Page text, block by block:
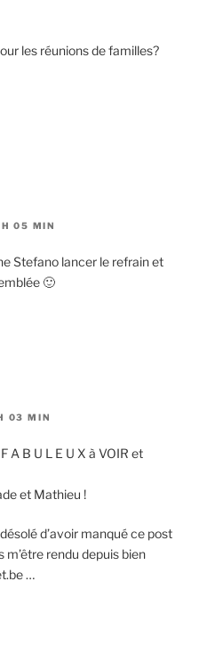
les réunions de familles?
05 MIN
Stefano lancer le refrain et
🙂
03 MIN
A B U L E U X à VOIR et
et Mathieu !
d’avoir manqué ce post
m’être rendu depuis bien
…